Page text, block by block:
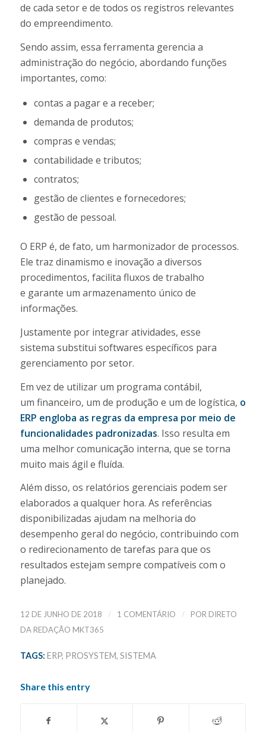
de cada setor e de todos os registros relevantes
do empreendimento.
Sendo assim, essa ferramenta gerencia a
administração do negócio, abordando funções
importantes, como:
contas a pagar e a receber;
demanda de produtos;
compras e vendas;
contabilidade e tributos;
contratos;
gestão de clientes e fornecedores;
gestão de pessoal.
O ERP é, de fato, um harmonizador de processos.
Ele traz dinamismo e inovação a diversos
procedimentos, facilita fluxos de trabalho
e garante um armazenamento único de
informações.
Justamente por integrar atividades, esse
sistema substitui softwares específicos para
gerenciamento por setor.
Em vez de utilizar um programa contábil,
um financeiro, um de produção e um de logística, o
ERP engloba as regras da empresa por meio de
funcionalidades padronizadas. Isso resulta em
uma melhor comunicação interna, que se torna
muito mais ágil e fluída.
Além disso, os relatórios gerenciais podem ser
elaborados a qualquer hora. As referências
disponibilizadas ajudam na melhoria do
desempenho geral do negócio, contribuindo com
o redirecionamento de tarefas para que os
resultados estejam sempre compatíveis com o
planejado.
12 DE JUNHO DE 2018 / 1 COMENTÁRIO / POR DIRETO
DA REDAÇÃO MKT365
TAGS: ERP, PROSYSTEM, SISTEMA
Share this entry